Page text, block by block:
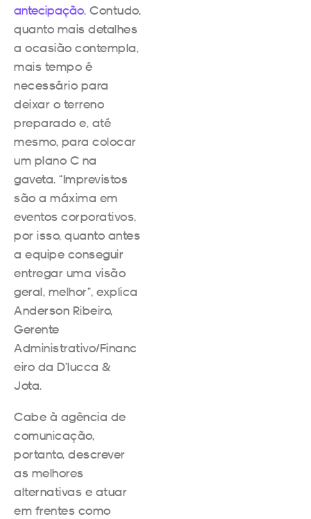
antecipação. Contudo,
quanto mais detalhes
a ocasião contempla,
mais tempo é
necessário para
deixar o terreno
preparado e, até
mesmo, para colocar
um plano C na
gaveta. “Imprevistos
são a máxima em
eventos corporativos,
por isso, quanto antes
a equipe conseguir
entregar uma visão
geral, melhor”, explica
Anderson Ribeiro,
Gerente
Administrativo/Financ
eiro da D’lucca &
Jota.
Cabe à agência de
comunicação,
portanto, descrever
as melhores
alternativas e atuar
em frentes como